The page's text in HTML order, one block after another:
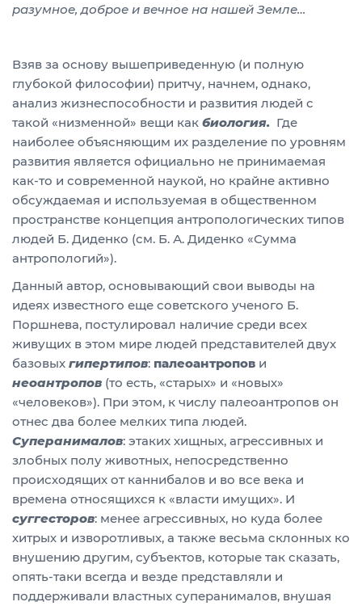
разумное, доброе и вечное на нашей Земле…
Взяв за основу вышеприведенную (и полную
глубокой философии) притчу, начнем, однако,
анализ жизнеспособности и развития людей с
такой «низменной» вещи как биология. Где
наиболее объясняющим их разделение по уровням
развития является официально не принимаемая
как-то и современной наукой, но крайне активно
обсуждаемая и используемая в общественном
пространстве концепция антропологических типов
людей Б. Диденко (см. Б. А. Диденко «Сумма
антропологий»).
Данный автор, основывающий свои выводы на
идеях известного еще советского ученого Б.
Поршнева, постулировал наличие среди всех
живущих в этом мире людей представителей двух
базовых гипертипов: палеоантропов и
неоантропов (то есть, «старых» и «новых»
«человеков»). При этом, к числу палеоантропов он
отнес два более мелких типа людей.
Суперанималов: этаких хищных, агрессивных и
злобных полу животных, непосредственно
происходящих от каннибалов и во все века и
времена относящихся к «власти имущих». И
суггесторов: менее агрессивных, но куда более
хитрых и изворотливых, а также весьма склонных ко
внушению другим, субъектов, которые так сказать,
опять-таки всегда и везде представляли и
поддерживали властных суперанималов, внушая